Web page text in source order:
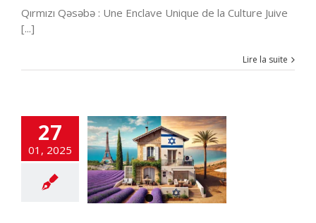
Qırmızı Qəsəbə : Une Enclave Unique de la Culture Juive
[...]
Lire la suite
27
01, 2025
de mariage et
Alya
Chine Clima-
Incitation à la
Institutions
Intelligence